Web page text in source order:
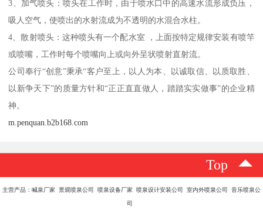
3、加气喷头：喷头在工作时，由于喷水口中的高速水流形成负压，
吸人空气，使喷出的水射流成为不透明的水混合水柱。
4、散射喷头：这种喷头有一个配水室 ，上面按特定规律安装有喷竿
或喷嘴，工作时每个喷嘴向上或向外呈状喷射直射流。
公司奉行“创意”秉承“客户至上，以人为本、以诚取信、以质取胜、
以新争天下”的质量方针和“正正直直做人，踏踏实实做事”的企业精
神。
m.penquan.b2b168.com
Top
主营产品：喊泉厂家 景观喷泉公司 喷泉设备厂家 喷泉设计安装公司 室内外喷泉公司 音乐喷泉公
司